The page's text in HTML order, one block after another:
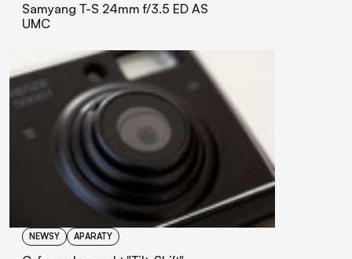
Samyang T-S 24mm f/3.5 ED AS
UMC
NEWSY APARATY